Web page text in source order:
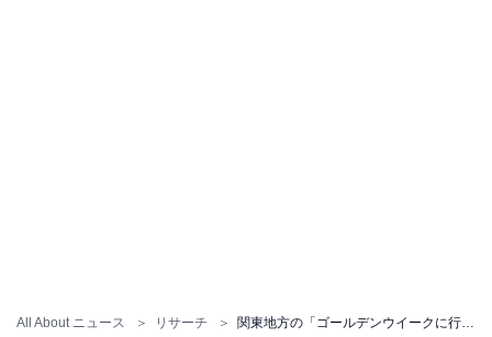
All About ニュース リサーチ